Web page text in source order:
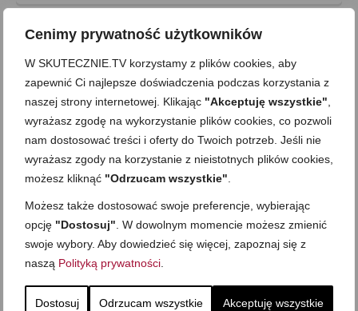
Cenimy prywatność użytkowników
W SKUTECZNIE.TV korzystamy z plików cookies, aby
zapewnić Ci najlepsze doświadczenia podczas korzystania z
naszej strony internetowej. Klikając "Akceptuję wszystkie"
wyrażasz zgodę na wykorzystanie plików cookies, co pozwoli
nam dostosować treści i oferty do Twoich potrzeb. Jeśli nie
wyrażasz zgody na korzystanie z nieistotnych plików cookies,
możesz kliknąć "Odrzucam wszystkie"
Możesz także dostosować swoje preferencje, wybierając
opcję "Dostosuj" . W dowolnym momencie możesz zmienić
swoje wybory. Aby dowiedzieć się więcej, zapoznaj się z
naszą Polityką prywatności
Dostosuj Odrzucam wszystkie Akceptuję wszystkie
Sałatka z fasoli -prosta i pyszna
Błyszczące ziarna, osnute wyjątkowo smacznym sosem